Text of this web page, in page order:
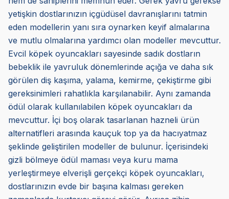
yetişkin dostlarınızın içgüdüsel davranışlarını tatmin
eden modellerin yanı sıra oynarken keyif almalarına
ve mutlu olmalarına yardımcı olan modeller mevcuttur.
Evcil köpek oyuncakları sayesinde sadık dostların
bebeklik ile yavruluk dönemlerinde açığa ve daha sık
görülen diş kaşıma, yalama, kemirme, çekiştirme gibi
gereksinimleri rahatlıkla karşılanabilir. Aynı zamanda
ödül olarak kullanılabilen köpek oyuncakları da
mevcuttur. İçi boş olarak tasarlanan hazneli ürün
alternatifleri arasında kauçuk top ya da hacıyatmaz
şeklinde geliştirilen modeller de bulunur. İçerisindeki
gizli bölmeye ödül maması veya kuru mama
yerleştirmeye elverişli gerçekçi köpek oyuncakları,
dostlarınızın evde bir başına kalması gereken